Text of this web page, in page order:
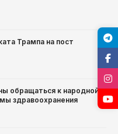
Трампа на пост
обращаться к народной
здравоохранения